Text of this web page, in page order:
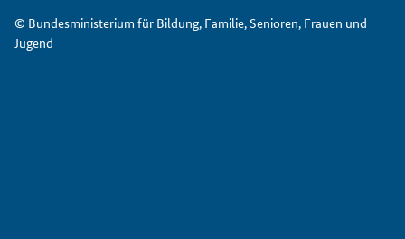
© Bundesministerium für Bildung, Familie, Senioren, Frauen und
Jugend